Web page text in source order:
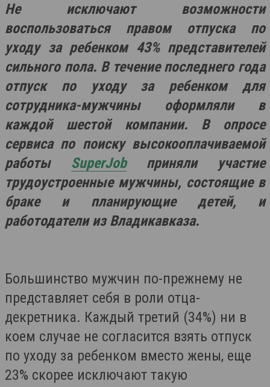
Не исключают возможности
воспользоваться правом отпуска по
уходу за ребенком 43% представителей
сильного пола. В течение последнего года
отпуск по уходу за ребенком для
сотрудника-мужчины оформляли в
каждой шестой компании. В опросе
сервиса по поиску высокооплачиваемой
работы SuperJobприняли участие
трудоустроенные мужчины, состоящие в
браке и планирующие детей, и
работодатели из Владикавказа.
Большинство мужчин по-прежнему не
представляет себя в роли отца-
декретника. Каждый третий (34%) ни в
коем случае не согласится взять отпуск
по уходу за ребенком вместо жены, еще
23% скорее исключают такую